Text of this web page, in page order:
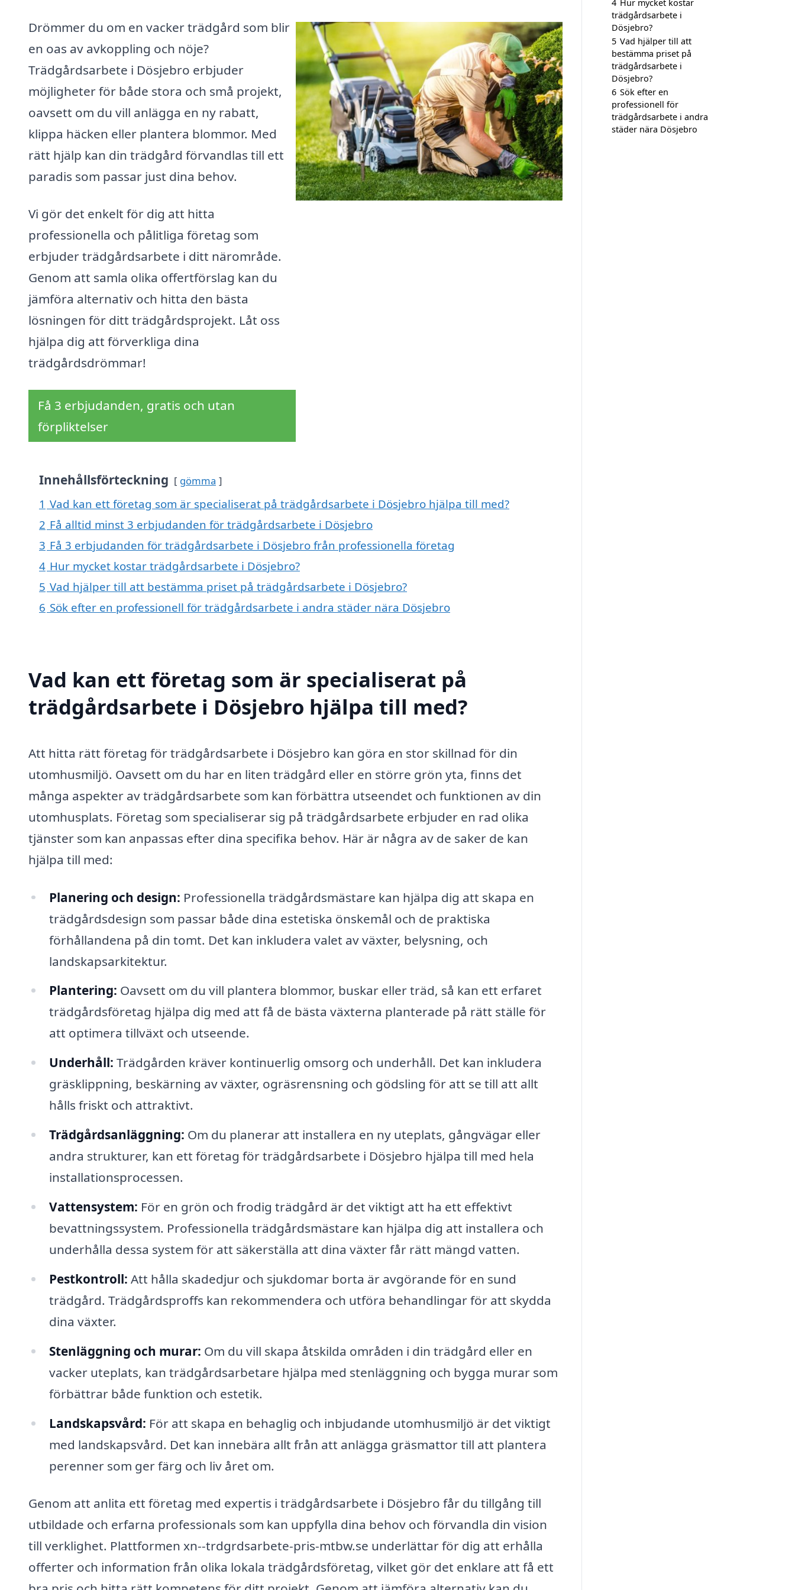
Drömmer du om en vacker trädgård som blir
en oas av avkoppling och nöje?
Trädgårdsarbete i Dösjebro erbjuder
möjligheter för både stora och små projekt,
oavsett om du vill anlägga en ny rabatt,
klippa häcken eller plantera blommor. Med
rätt hjälp kan din trädgård förvandlas till ett
paradis som passar just dina behov.
Vi gör det enkelt för dig att hitta
professionella och pålitliga företag som
erbjuder trädgårdsarbete i ditt närområde.
Genom att samla olika offertförslag kan du
jämföra alternativ och hitta den bästa
lösningen för ditt trädgårdsprojekt. Låt oss
hjälpa dig att förverkliga dina
trädgårdsdrömmar!
Få 3 erbjudanden, gratis och utan
förpliktelser
Innehållsförteckning gömma
1 Vad kan ett företag som är specialiserat på trädgårdsarbete i Dösjebro hjälpa till med?
2 Få alltid minst 3 erbjudanden för trädgårdsarbete i Dösjebro
3 Få 3 erbjudanden för trädgårdsarbete i Dösjebro från professionella företag
4 Hur mycket kostar trädgårdsarbete i Dösjebro?
5 Vad hjälper till att bestämma priset på trädgårdsarbete i Dösjebro?
6 Sök efter en professionell för trädgårdsarbete i andra städer nära Dösjebro
Vad kan ett företag som är specialiserat på
trädgårdsarbete i Dösjebro hjälpa till med?
Att hitta rätt företag för trädgårdsarbete i Dösjebro kan göra en stor skillnad för din
utomhusmiljö. Oavsett om du har en liten trädgård eller en större grön yta, finns det
många aspekter av trädgårdsarbete som kan förbättra utseendet och funktionen av din
utomhusplats. Företag som specialiserar sig på trädgårdsarbete erbjuder en rad olika
tjänster som kan anpassas efter dina specifika behov. Här är några av de saker de kan
hjälpa till med:
Planering och design: Professionella trädgårdsmästare kan hjälpa dig att skapa en
trädgårdsdesign som passar både dina estetiska önskemål och de praktiska
förhållandena på din tomt. Det kan inkludera valet av växter, belysning, och
landskapsarkitektur.
Plantering: Oavsett om du vill plantera blommor, buskar eller träd, så kan ett erfaret
trädgårdsföretag hjälpa dig med att få de bästa växterna planterade på rätt ställe för
att optimera tillväxt och utseende.
Underhåll: Trädgården kräver kontinuerlig omsorg och underhåll. Det kan inkludera
gräsklippning, beskärning av växter, ogräsrensning och gödsling för att se till att allt
hålls friskt och attraktivt.
Trädgårdsanläggning: Om du planerar att installera en ny uteplats, gångvägar eller
andra strukturer, kan ett företag för trädgårdsarbete i Dösjebro hjälpa till med hela
installationsprocessen.
Vattensystem: För en grön och frodig trädgård är det viktigt att ha ett effektivt
bevattningssystem. Professionella trädgårdsmästare kan hjälpa dig att installera och
underhålla dessa system för att säkerställa att dina växter får rätt mängd vatten.
Pestkontroll: Att hålla skadedjur och sjukdomar borta är avgörande för en sund
trädgård. Trädgårdsproffs kan rekommendera och utföra behandlingar för att skydda
dina växter.
Stenläggning och murar: Om du vill skapa åtskilda områden i din trädgård eller en
vacker uteplats, kan trädgårdsarbetare hjälpa med stenläggning och bygga murar som
förbättrar både funktion och estetik.
Landskapsvård: För att skapa en behaglig och inbjudande utomhusmiljö är det viktigt
med landskapsvård. Det kan innebära allt från att anlägga gräsmattor till att plantera
perenner som ger färg och liv året om.
Genom att anlita ett företag med expertis i trädgårdsarbete i Dösjebro får du tillgång till
utbildade och erfarna professionals som kan uppfylla dina behov och förvandla din vision
till verklighet. Plattformen xn--trdgrdsarbete-pris-mtbw.se underlättar för dig att erhålla
offerter och information från olika lokala trädgårdsföretag, vilket gör det enklare att få ett
4 Hur mycket kostar
trädgårdsarbete i
Dösjebro?
5 Vad hjälper till att
bestämma priset på
trädgårdsarbete i
Dösjebro?
6 Sök efter en
professionell för
trädgårdsarbete i andra
städer nära Dösjebro